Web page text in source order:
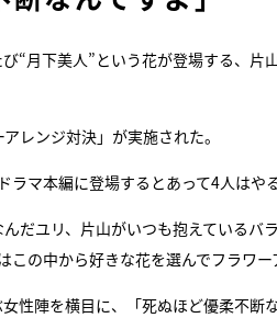
“月下美人”という花が登場する、
レンジ対決」が実施された。
マ本編に登場するとあって4人はや
だユリ、片山がいつも抱えているバ
の中から好きな花を選んでフラワー
性陣を横目に、「死ぬほど優柔不